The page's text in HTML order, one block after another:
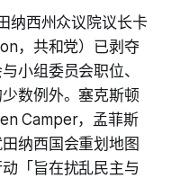
纳西州众议院议长卡
，共和党）已剥夺
小组委员会职位、
数例外。塞克斯顿
Camper，孟菲斯
纳西国会重划地图
「旨在扰乱民主与